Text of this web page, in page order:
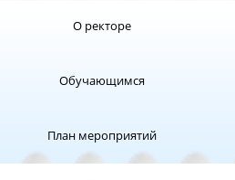
О ректоре
Обучающимся
План мероприятий